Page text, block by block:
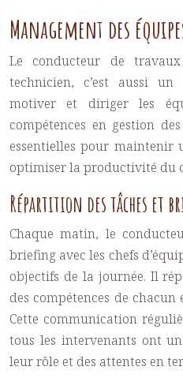
Management des
Le conducteur de
technicien, c’est aussi
motiver et diriger les
compétences en gestion
essentielles pour
optimiser la productivité du
Répartition des tâches et
Chaque matin, le
briefing avec les chefs
objectifs de la journée. Il
des compétences de
Cette communication
tous les intervenants ont
leur rôle et des attentes en